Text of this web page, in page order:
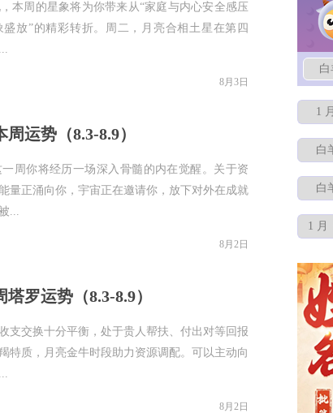
本周的星象将为你带来从“家庭与内心安全感压
放”的精彩转折。周二，月亮合相土星在第四
8月3日
运势（8.3-8.9）
周你将经历一场深入骨髓的内在觉醒。关于资
量正涌向你，宇宙正在邀请你，放下对外在成就
...
8月2日
罗运势（8.3-8.9）
支交换十分平衡，处于贵人帮扶、付出对等回报
特质，月亮金牛时段助力资源调配。可以主动向
8月2日
星座